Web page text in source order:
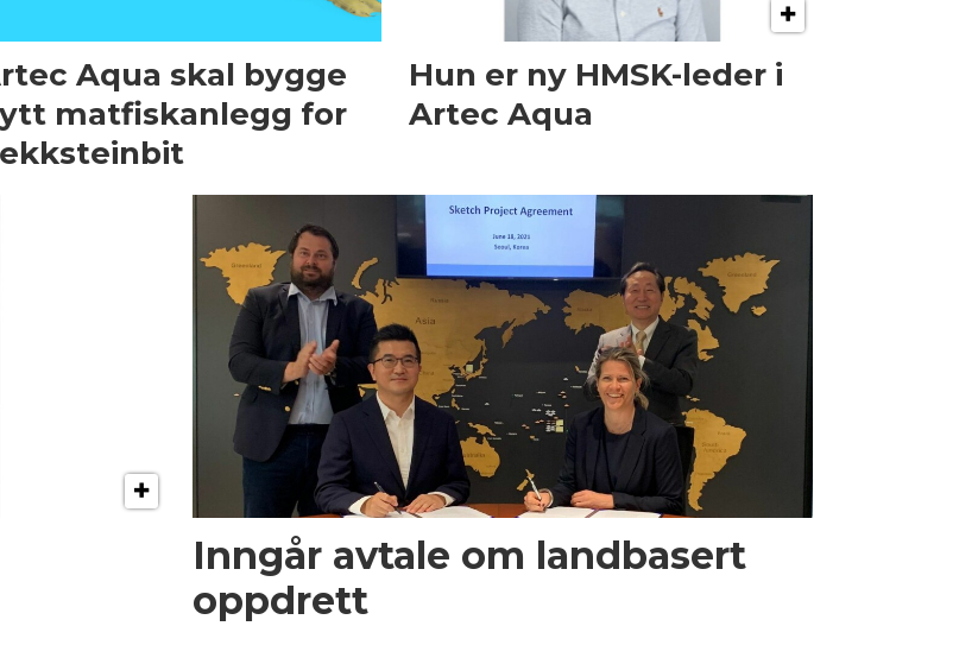
Aqua skal bygge
matfiskanlegg for
Hun er ny HMSK-leder i
Artec Aqua
Inngår avtale om landbasert
oppdrett